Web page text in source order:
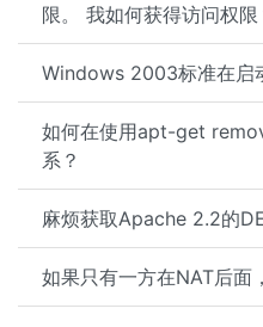
限。 我如何获得访问权限
Windows 2003标准在启
如何在使用apt-get
系？
麻烦获取Apache 2.2的
如果只有一方在NAT后面